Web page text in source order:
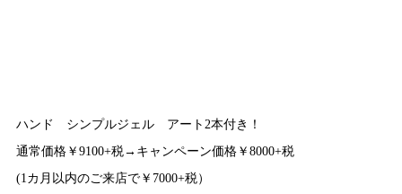
ハンド シンプルジェル アート2本付き！
通常価格￥9100+税→キャンペーン価格￥8000+税
(1カ月以内のご来店で￥7000+税）